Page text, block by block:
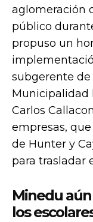
aglomeración
público
propuso un
subgerente de
Municipalidad
Carlos
empresas,
de Hunter y
para trasladar
Minedu
los